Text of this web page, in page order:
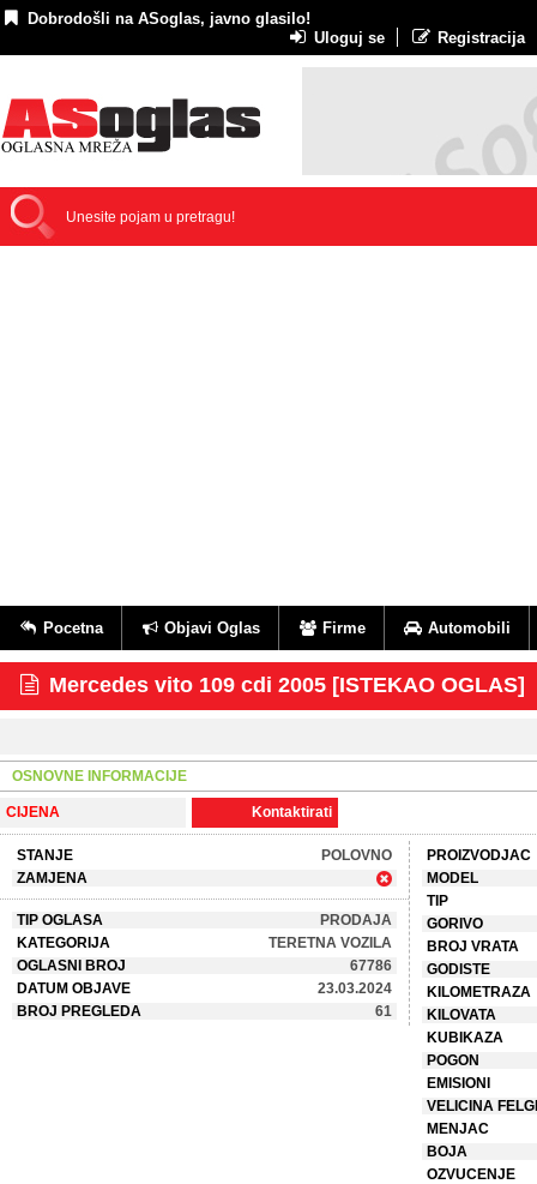
Dobrodošli na ASoglas, javno glasilo!
Uloguj se
Registracija
Pocetna Objavi Oglas Firme Automobili
Mercedes vito 109 cdi 2005 [ISTEKAO OGLAS]
OSNOVNE INFORMACIJE
CIJENA Kontaktirati
STANJE
POLOVNO
ZAMJENA
TIP OGLASA
PRODAJA
KATEGORIJA
TERETNA VOZILA
OGLASNI BROJ
67786
DATUM OBJAVE
23.03.2024
BROJ PREGLEDA
61
PROIZVODJAC
MODEL
TIP
GORIVO
BROJ VRATA
GODISTE
KILOMETRAZA
KILOVATA
KUBIKAZA
POGON
EMISIONI
VELICINA FELGI
MENJAC
BOJA
OZVUCENJE